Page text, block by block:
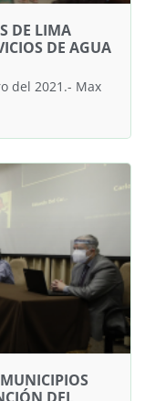
DE LIMA
DE AGUA
del 2021.- Max